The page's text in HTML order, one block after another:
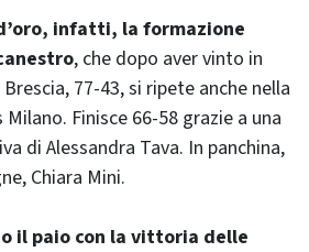
infatti, la formazione
, che dopo aver vinto in
77-43, si ripete anche nella
Finisce 66-58 grazie a una
di Alessandra Tava. In panchina,
Chiara Mini.
il paio con la vittoria delle